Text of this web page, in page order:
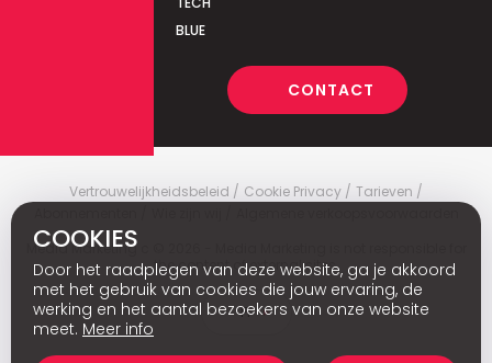
BLUE
CONTACT
Vertrouwelijkheidsbeleid Cookie Privacy
Tarieven
Media Marketing
the content of external sites.
Fr
COOKIES
Door het raadplegen van deze website, ga je akkoord
met het gebruik van cookies die jouw ervaring, de
werking en het aantal bezoekers van onze website
meet. Meer info